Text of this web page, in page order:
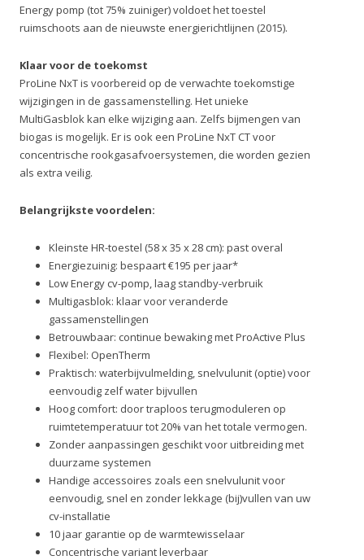
Energy pomp (tot 75% zuiniger) voldoet het toestel
ruimschoots aan de nieuwste energierichtlijnen (2015).
Klaar voor de toekomst
ProLine NxT is voorbereid op de verwachte toekomstige
wijzigingen in de gassamenstelling. Het unieke
MultiGasblok kan elke wijziging aan. Zelfs bijmengen van
biogas is mogelijk. Er is ook een ProLine NxT CT voor
concentrische rookgasafvoersystemen, die worden gezien
als extra veilig.
Belangrijkste voordelen:
Kleinste HR-toestel (58 x 35 x 28 cm): past overal
Energiezuinig: bespaart €195 per jaar*
Low Energy cv-pomp, laag standby-verbruik
Multigasblok: klaar voor veranderde
gassamenstellingen
Betrouwbaar: continue bewaking met ProActive Plus
Flexibel: OpenTherm
Praktisch: waterbijvulmelding, snelvulunit (optie) voor
eenvoudig zelf water bijvullen
Hoog comfort: door traploos terugmoduleren op
ruimtetemperatuur tot 20% van het totale vermogen.
Zonder aanpassingen geschikt voor uitbreiding met
duurzame systemen
Handige accessoires zoals een snelvulunit voor
eenvoudig, snel en zonder lekkage (bij)vullen van uw
cv-installatie
10 jaar garantie op de warmtewisselaar
Concentrische variant leverbaar